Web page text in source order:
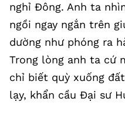
nghỉ Đông. Anh ta
ngồi ngay ngắn trên
dường như phóng ra
Trong lòng anh ta cứ
chỉ biết quỳ xuống
lạy, khẩn cầu Đại sư